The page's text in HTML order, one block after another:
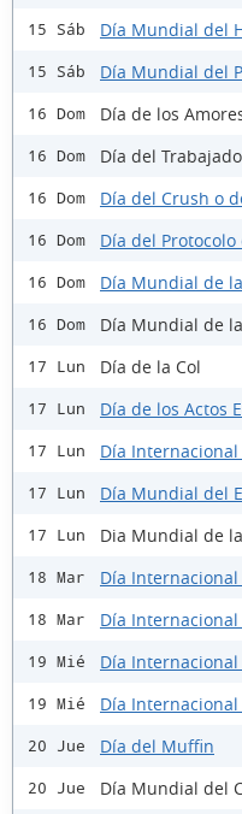
15 Sáb Día Mundial del
15 Sáb Día Mundial del
16 Dom Día de los
16 Dom Día del
16 Dom Día del Crush o
16 Dom Día del Protocolo
16 Dom Día Mundial de
16 Dom Día Mundial de
17 Lun Día de la Col
17 Lun Día de los Actos
17 Lun Día Internacional
17 Lun Día Mundial del
17 Lun Dia Mundial de
18 Mar Día
18 Mar Día
19 Mié Día
19 Mié Día
20 Jue Día del Muffin
20 Jue Día Mundial del